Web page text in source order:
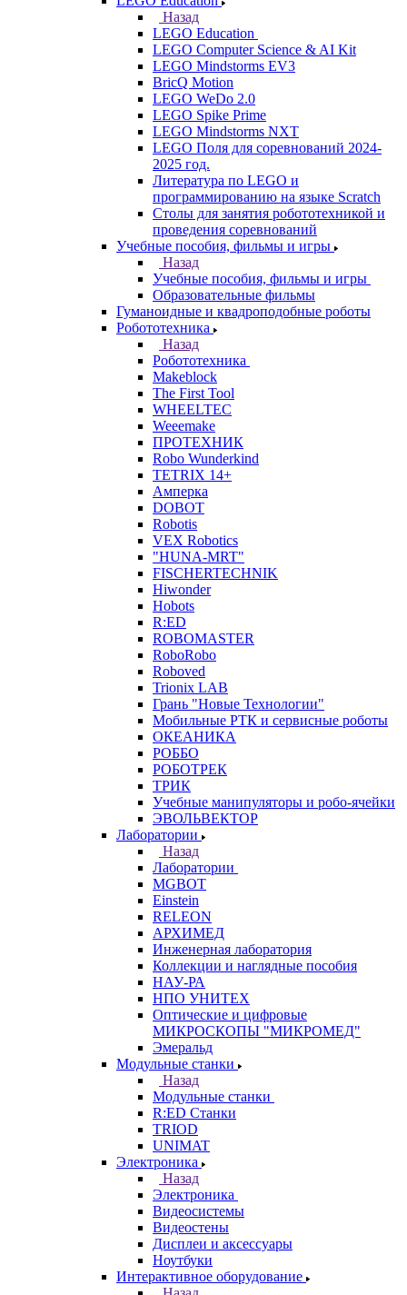
Назад
LEGO Education
LEGO Computer Science & AI Kit
LEGO Mindstorms EV3
BricQ Motion
LEGO WeDo 2.0
LEGO Spike Prime
LEGO Mindstorms NXT
LEGO Поля для соревнований 2024-
2025 год.
Литература по LEGO и
программированию на языке Scratch
Столы для занятия робототехникой и
проведения соревнований
Учебные пособия, фильмы и игры
Назад
Учебные пособия, фильмы и игры
Образовательные фильмы
Гуманоидные и квадроподобные роботы
Робототехника
Назад
Робототехника
Makeblock
The First Tool
WHEELTEC
Weeemake
ПРОТЕХНИК
Robo Wunderkind
TETRIX 14+
Амперка
DOBOT
Robotis
VEX Robotics
"HUNA-MRT"
FISCHERTECHNIK
Hiwonder
Hobots
R:ED
ROBOMASTER
RoboRobo
Roboved
Trionix LAB
Грань "Новые Технологии"
Мобильные РТК и сервисные роботы
ОКЕАНИКА
РОББО
РОБОТРЕК
ТРИК
Учебные манипуляторы и робо-ячейки
ЭВОЛЬВЕКТОР
Лаборатории
Назад
Лаборатории
MGBOT
Einstein
RELEON
АРХИМЕД
Инженерная лаборатория
Коллекции и наглядные пособия
НАУ-РА
НПО УНИТЕХ
Оптические и цифровые
МИКРОСКОПЫ "МИКРОМЕД"
Эмеральд
Модульные станки
Назад
Модульные станки
R:ED Станки
TRIOD
UNIMAT
Электроника
Назад
Электроника
Видеосистемы
Видеостены
Дисплеи и аксессуары
Ноутбуки
Интерактивное оборудование